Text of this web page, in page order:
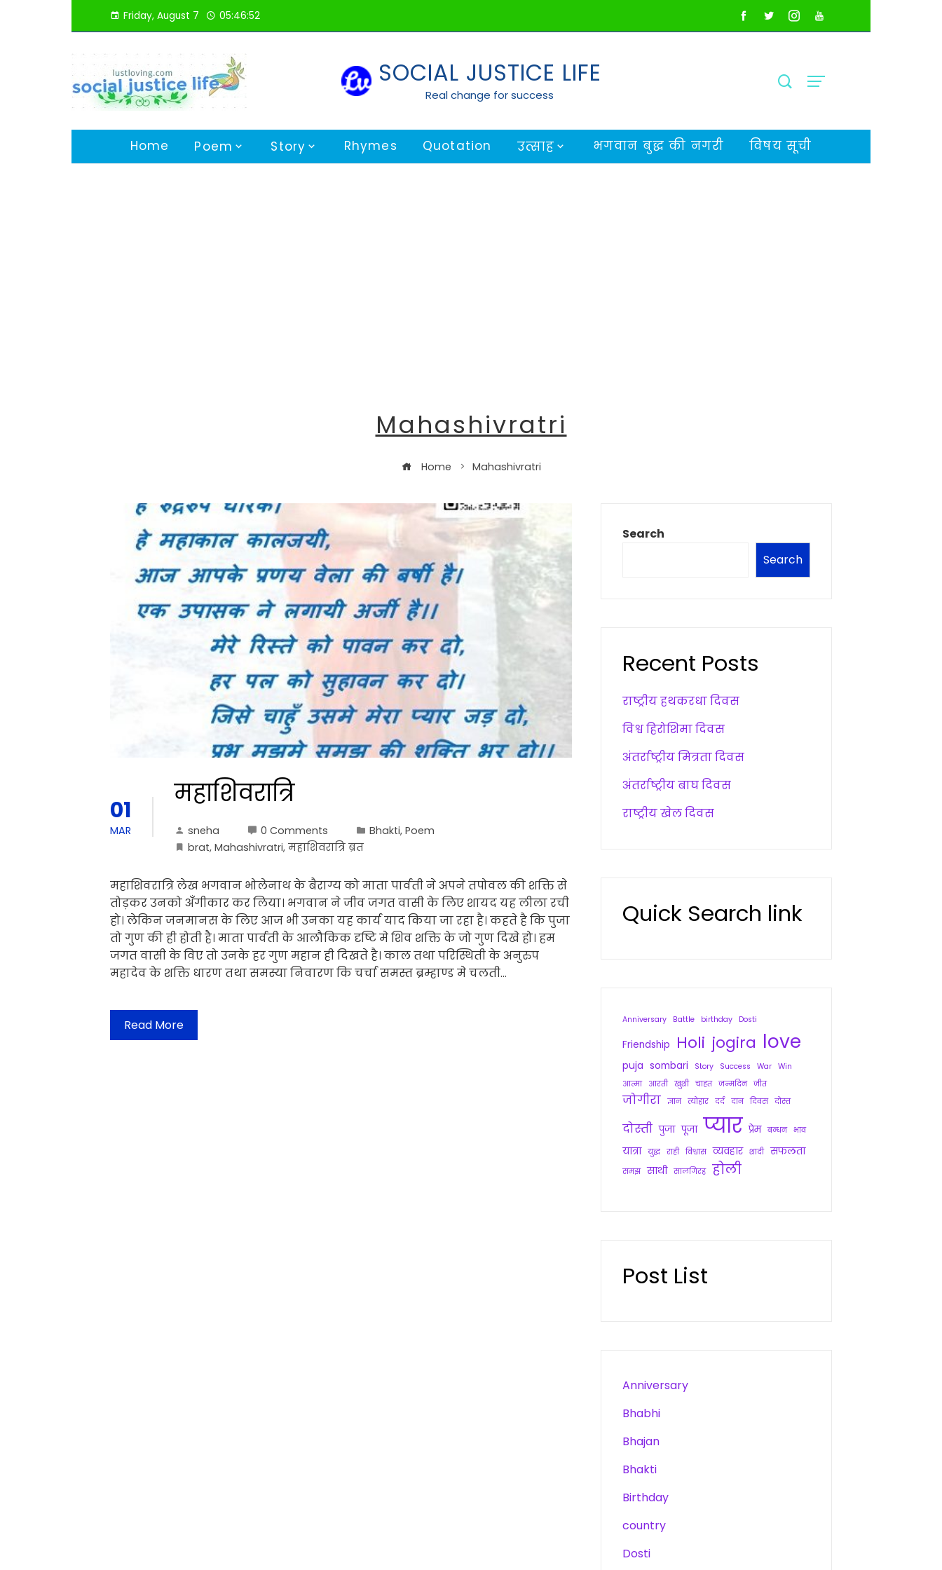
Friday, August 7 05:46:53
SOCIAL JUSTICE LIFE
Real change for success
Home Poem Story Rhymes Quotation उत्साह भगवान बुद्ध की नगरी विषय सूची
Mahashivratri
Home Mahashivratri
01
MAR
महाशिवरात्रि
sneha 0 Comments Bhakti, Poem
brat, Mahashivratri, महाशिवरात्रि ब्रत
महाशिवरात्रि लेख भगवान भोलेनाथ के बैराग्य को माता पार्वती ने अपने तपोवल की शक्ति से
तोड़कर उनको अँगीकार कर लिया। भगवान ने जीव जगत वासी के लिए शायद यह लीला रची
हो। लेकिन जनमानस के लिए आज भी उनका यह कार्य याद किया जा रहा है। कहते है कि पुजा
तो गुण की ही होती है। माता पार्वती के आलौकिक दृष्टि मे शिव शक्ति के जो गुण दिखे हो। हम
जगत वासी के विए तो उनके हर गुण महान ही दिखते है। काल तथा परिस्थिती के अनुरुप
महादेव के शक्ति धारण तथा समस्या निवारण कि चर्चा समस्त ब्रम्हाण्ड मे चलती…
Read More
Search
Search
Recent Posts
राष्ट्रीय हथकरधा दिवस
विश्व हिरोशिमा दिवस
अंतर्राष्ट्रीय मित्रता दिवस
अंतर्राष्ट्रीय बाघ दिवस
राष्ट्रीय खेल दिवस
Quick Search link
Anniversary Battle birthday Dosti
Friendship Holi jogira love
puja sombari Story Success War
Win
आत्मा
आरती खुशी चाहत जन्मदिन जीत
जोगीरा ज्ञान त्योहार दर्द दान दिवस दोस्त
दोस्ती पुजा पूजा प्यार प्रेम बन्धन भाव
यात्रा युद्ध राही विश्वास व्यवहार शादी सफलता
समझ साथी सालगिरह होली
Post List
Anniversary
Bhabhi
Bhajan
Bhakti
Birthday
country
Dosti